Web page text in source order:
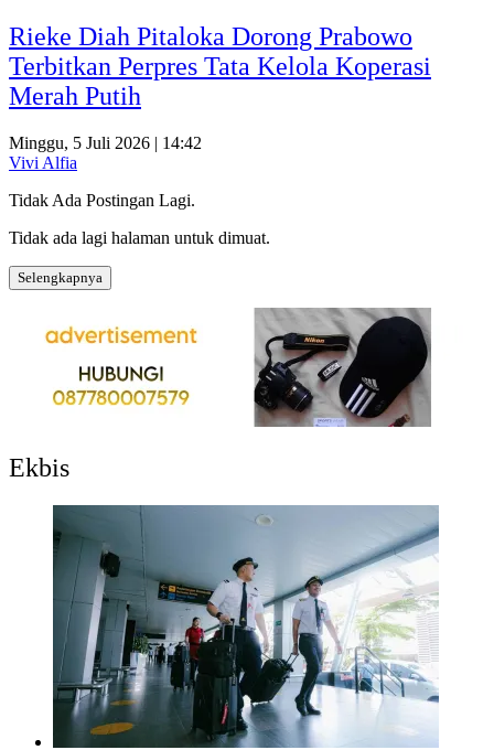
Rieke Diah Pitaloka Dorong Prabowo
Terbitkan Perpres Tata Kelola Koperasi
Merah Putih
Minggu, 5 Juli 2026 | 14:42
Vivi Alfia
Tidak Ada Postingan Lagi.
Tidak ada lagi halaman untuk dimuat.
Selengkapnya
Ekbis